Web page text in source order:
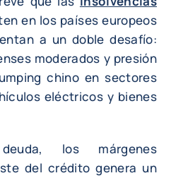
en los países europeos
a un doble desafío:
moderados y presión
chino en sectores
eléctricos y bienes
los márgenes
del crédito genera un